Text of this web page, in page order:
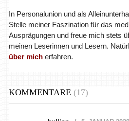
In Personalunion und als
Stelle meiner Faszination für das
Ausprägungen und freue mich stets
meinen Leserinnen und Lesern.
über micherfahren.
KOMMENTARE (17)